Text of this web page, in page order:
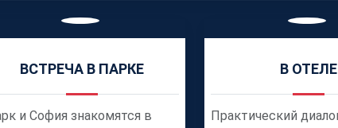
ВСТРЕЧА В ПАРКЕ
и София знакомятся в
В ОТЕЛЕ
Практический